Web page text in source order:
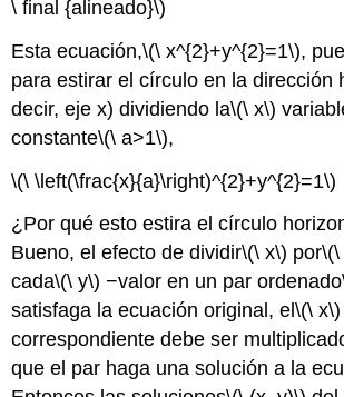
\ final {alineado}\)
Esta ecuación,\(\ x^{2}+y^{2}=1\),
para estirar el círculo en la dirección
decir, eje x) dividiendo la\(\ x\)
constante\(\ a>1\),
\(\ \left(\frac{x}{a}\right)^{2}+y^{2}=1\)
¿Por qué esto estira el círculo
Bueno, el efecto de dividir\(\ x\) por\(\
cada\(\ y\) −valor en un par ordenado
satisfaga la ecuación original, el\(\ x\)
correspondiente debe ser
que el par haga una solución a la